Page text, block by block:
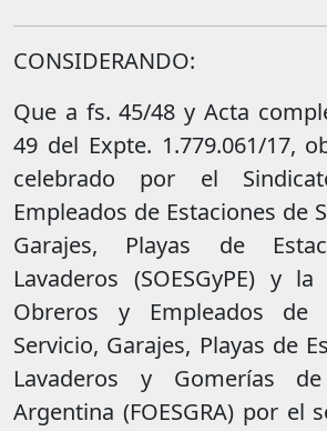
CONSIDERANDO:
Que a fs. 45/48 y Acta
49 del Expte. 1.779.061/17,
celebrado por el
Empleados de Estaciones de
Garajes, Playas de
Lavaderos (SOESGyPE) y
Obreros y Empleados de
Servicio, Garajes, Playas de
Lavaderos y Gomerías
Argentina (FOESGRA) por el